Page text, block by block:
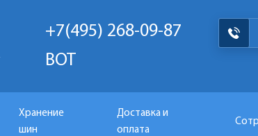
+7(495) 268-09-87
BOT
Хранение
шин
Доставка и
оплата